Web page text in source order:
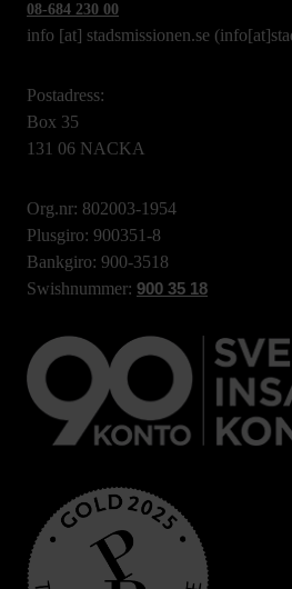
08-684 230 00
info [at] stadsmissionen.se
Postadress:
Box 35
131 06 NACKA
Org.nr: 802003-1954
Plusgiro: 900351-8
Bankgiro: 900-3518
Swishnummer: 900 35 18